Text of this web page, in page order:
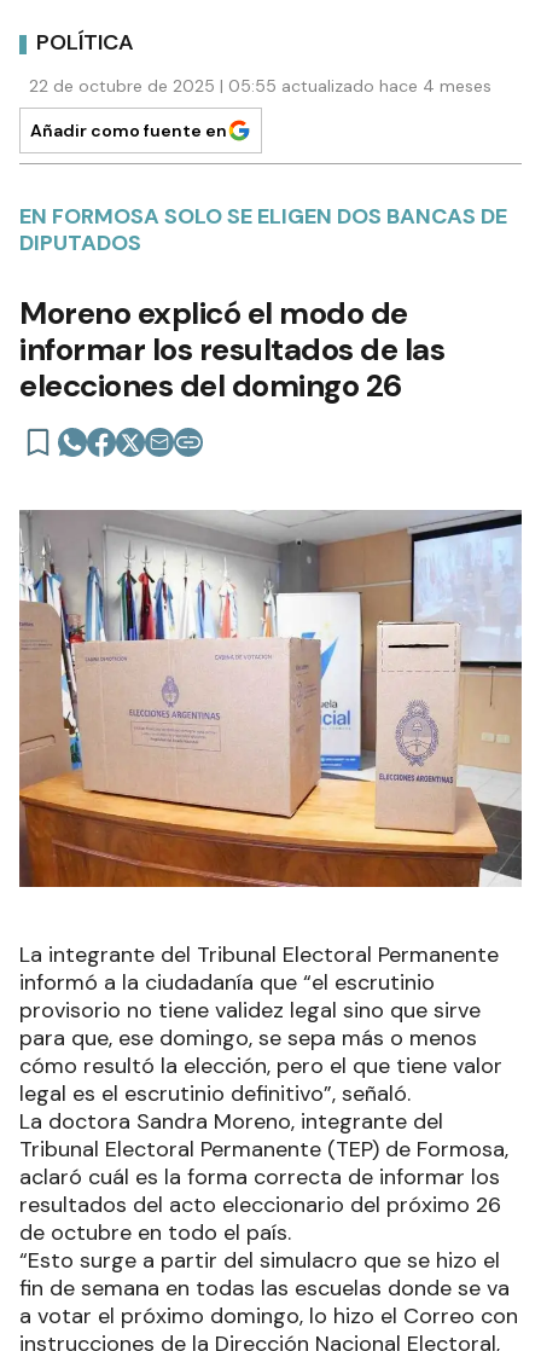
POLÍTICA
22 de octubre de 2025 | 05:55 actualizado hace 4 meses
Añadir como fuente en
EN FORMOSA SOLO SE ELIGEN DOS BANCAS DE
DIPUTADOS
Moreno explicó el modo de
informar los resultados de las
elecciones del domingo 26
La integrante del Tribunal Electoral Permanente
informó a la ciudadanía que “el escrutinio
provisorio no tiene validez legal sino que sirve
para que, ese domingo, se sepa más o menos
cómo resultó la elección, pero el que tiene valor
legal es el escrutinio definitivo”, señaló.
La doctora Sandra Moreno, integrante del
Tribunal Electoral Permanente (TEP) de Formosa,
aclaró cuál es la forma correcta de informar los
resultados del acto eleccionario del próximo 26
de octubre en todo el país.
“Esto surge a partir del simulacro que se hizo el
fin de semana en todas las escuelas donde se va
a votar el próximo domingo, lo hizo el Correo con
instrucciones de la Dirección Nacional Electoral,